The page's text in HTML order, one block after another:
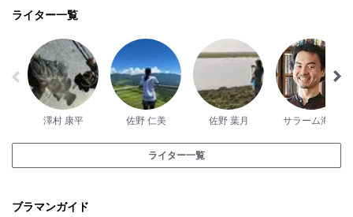
ライター一覧
澤村 康平 佐野 仁美 佐野 葉月 サラーム海上
ライター一覧
ブラマンガイド